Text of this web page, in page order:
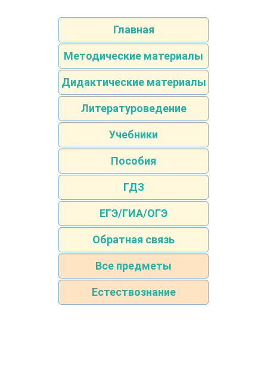
Главная
Методические материалы
Дидактические материалы
Литературоведение
Учебники
Пособия
ГДЗ
ЕГЭ/ГИА/ОГЭ
Обратная связь
Все предметы
Естествознание